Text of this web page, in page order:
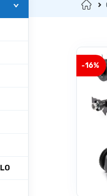
Domov
-16%